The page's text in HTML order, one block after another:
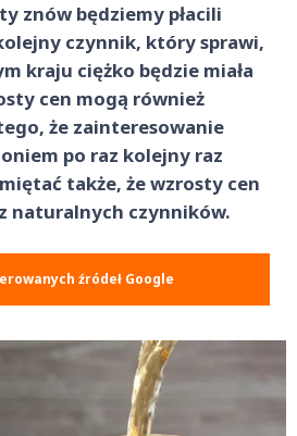
znów będziemy płacili
czynnik, który sprawi,
kraju ciężko będzie miała
cen mogą również
że zainteresowanie
po raz kolejny raz
także, że wzrosty cen
naturalnych czynników.
źródeł Google